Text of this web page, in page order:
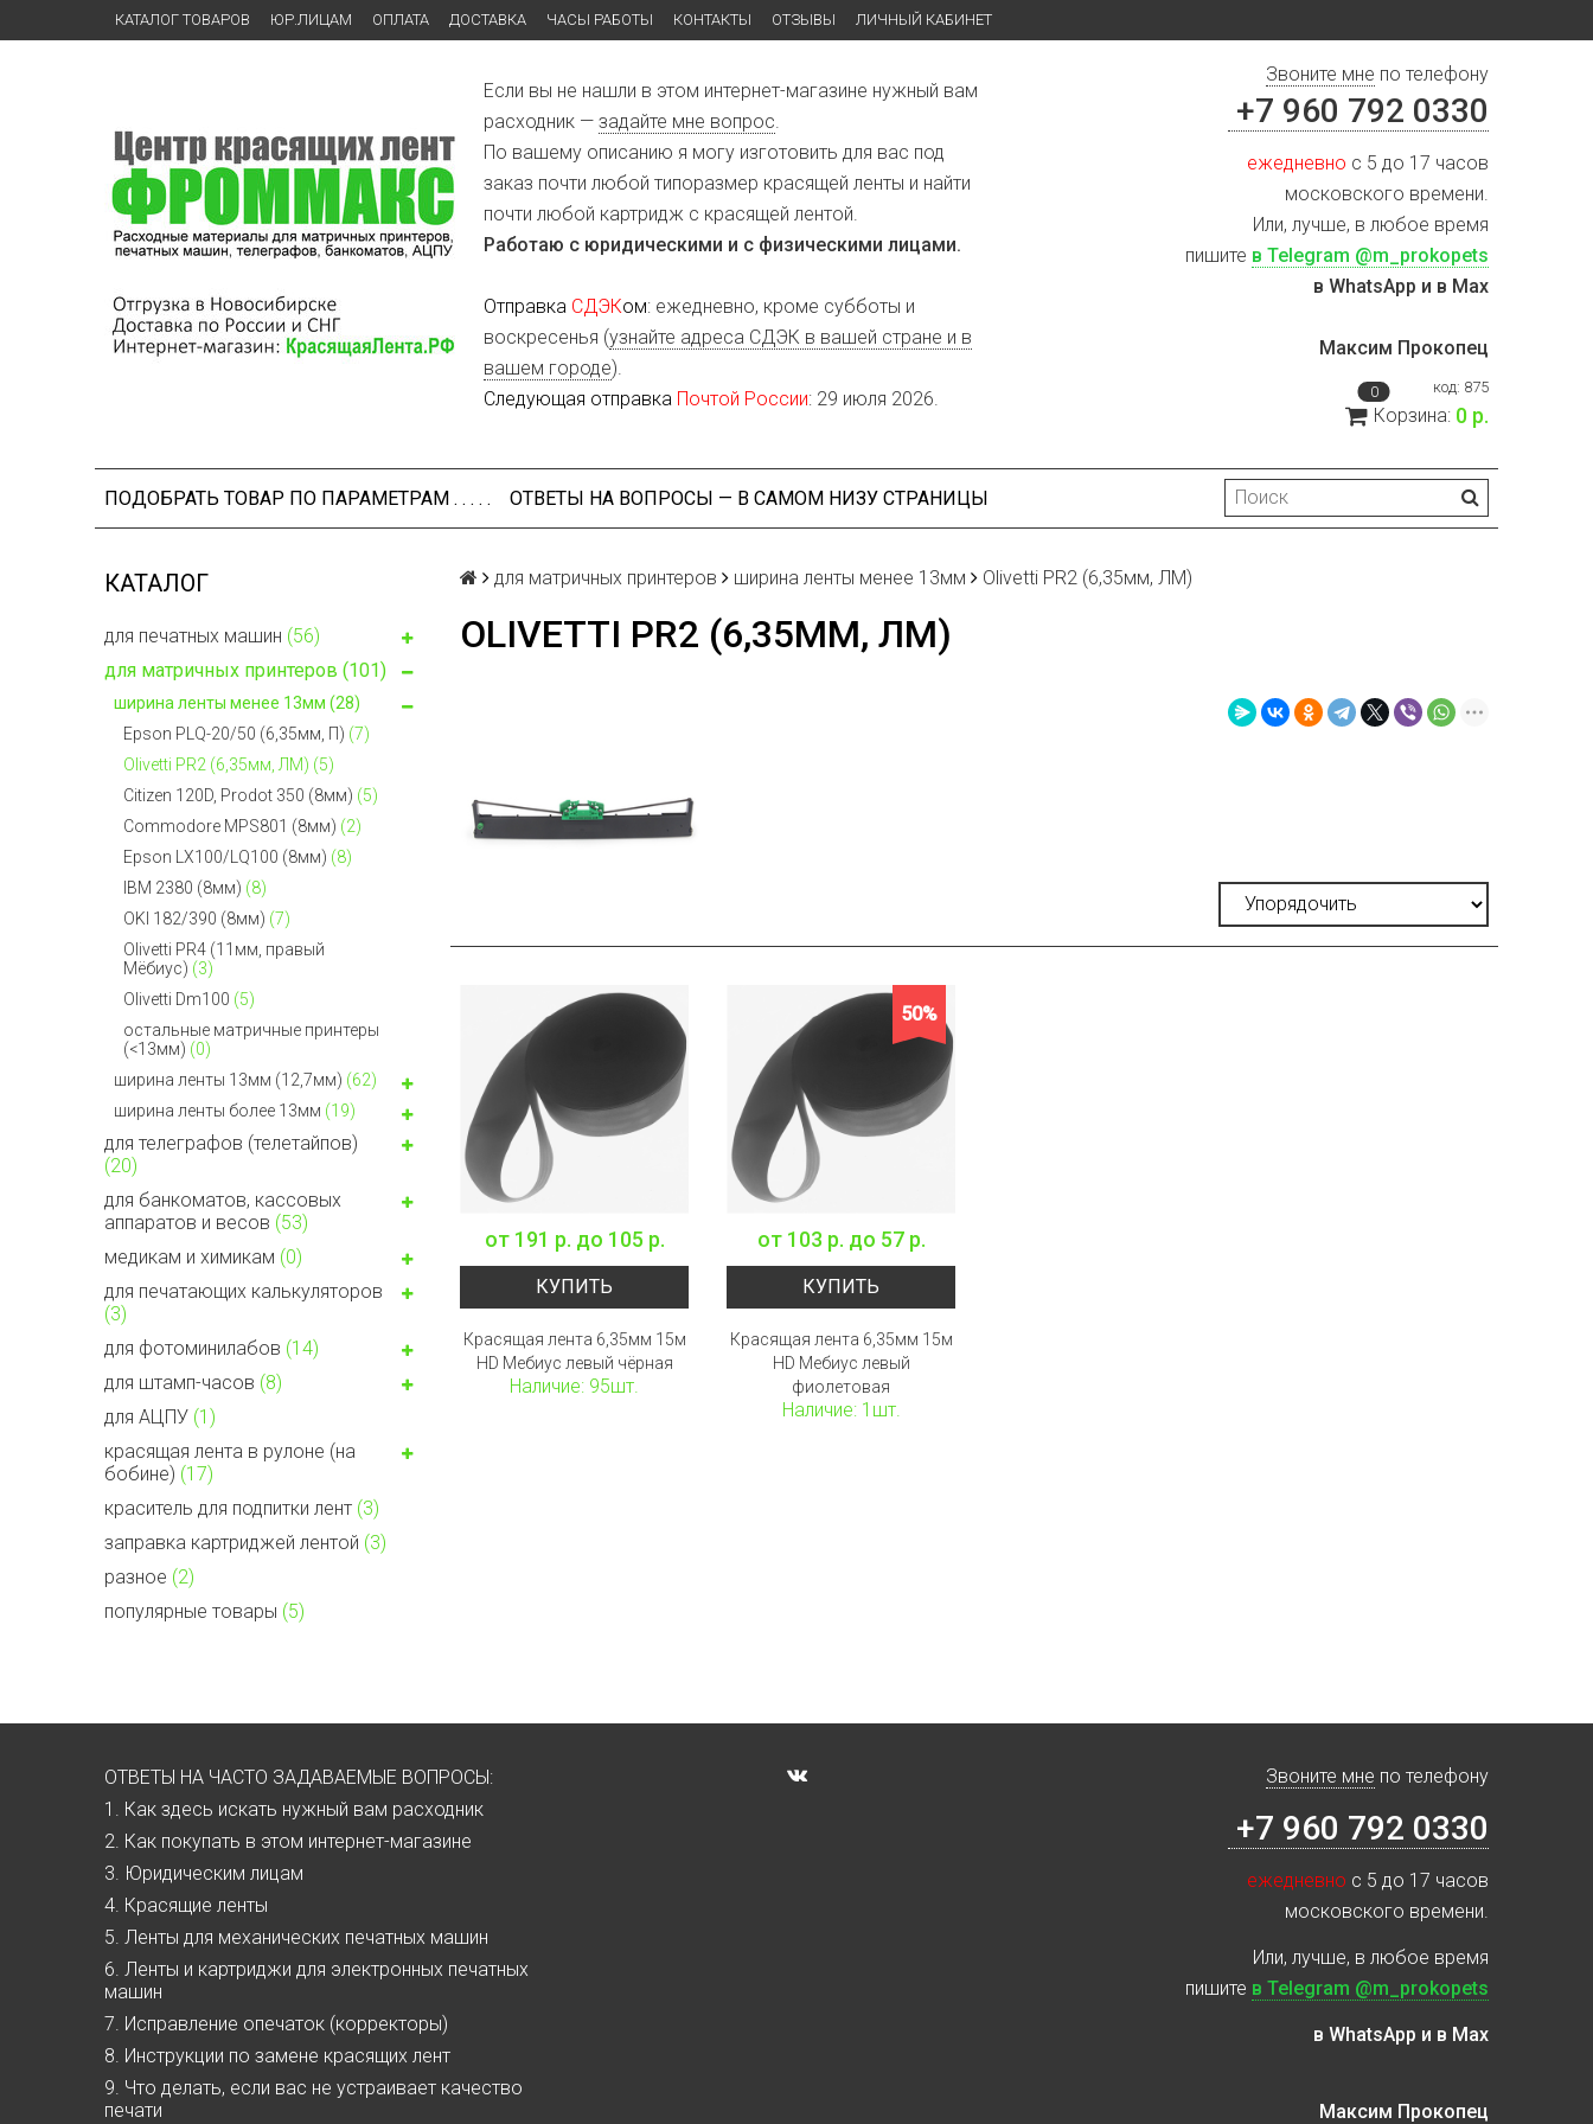
КАТАЛОГ ТОВАРОВ ЮР.ЛИЦАМ ОПЛАТА ДОСТАВКА ЧАСЫ РАБОТЫ КОНТАКТЫ ОТЗЫВЫ ЛИЧНЫЙ КАБИНЕТ
Если вы не нашли в этом интернет-магазине нужный вам
расходник — задайте мне вопрос
По вашему описанию я могу изготовить для вас под
заказ почти любой типоразмер красящей ленты и найти
почти любой картридж с красящей лентой.
Работаю с юридическими и с физическими лицами.
Отправка СДЭКом: ежедневно, кроме субботы и
воскресенья (узнайте адреса СДЭК в вашей стране и в
вашем городе).
Следующая отправка Почтой России: 29 июля 2026.
Звоните мне по телефону
+7 960 792 0330
ежедневно с 5 до 17 часов
московского времени.
Или, лучше, в любое время
пишите в Telegram @m_prokopets
в WhatsApp и в Max
Максим Прокопец
код: 875
0
Корзина: 0 р.
ПОДОБРАТЬ ТОВАР ПО ПАРАМЕТРАМ . . . . . ОТВЕТЫ НА ВОПРОСЫ — В САМОМ НИЗУ СТРАНИЦЫ
КАТАЛОГ
для печатных машин (56)
для матричных принтеров (101)
ширина ленты менее 13мм (28)
Epson PLQ-20/50 (6,35мм, П) (7)
Olivetti PR2 (6,35мм, ЛМ) (5)
Citizen 120D, Prodot 350 (8мм) (5)
Commodore MPS801 (8мм) (2)
Epson LX100/LQ100 (8мм) (8)
IBM 2380 (8мм) (8)
OKI 182/390 (8мм) (7)
Olivetti PR4 (11мм, правый
Мёбиус) (3)
Olivetti Dm100 (5)
остальные матричные принтеры
(<13мм) (0)
ширина ленты 13мм (12,7мм) (62)
ширина ленты более 13мм (19)
для телеграфов (телетайпов)
(20)
для банкоматов, кассовых
аппаратов и весов (53)
медикам и химикам (0)
для печатающих калькуляторов
(3)
для фотоминилабов (14)
для штамп-часов (8)
для АЦПУ (1)
красящая лента в рулоне (на
бобине) (17)
краситель для подпитки лент (3)
заправка картриджей лентой (3)
разное (2)
популярные товары (5)
для матричных принтеров ширина ленты менее 13мм Olivetti PR2 (6,35мм, ЛМ)
OLIVETTI PR2 (6,35ММ, ЛМ)
от 191 р. до 105 р.
КУПИТЬ
Красящая лента 6,35мм 15м
HD Мебиус левый чёрная
Наличие: 95шт.
50%
от 103 р. до 57 р.
КУПИТЬ
Красящая лента 6,35мм 15м
HD Мебиус левый
фиолетовая
Наличие: 1шт.
ОТВЕТЫ НА ЧАСТО ЗАДАВАЕМЫЕ ВОПРОСЫ:
1. Как здесь искать нужный вам расходник
2. Как покупать в этом интернет-магазине
3. Юридическим лицам
4. Красящие ленты
5. Ленты для механических печатных машин
6. Ленты и картриджи для электронных печатных
машин
7. Исправление опечаток (корректоры)
8. Инструкции по замене красящих лент
9. Что делать, если вас не устраивает качество
печати
Звоните мне по телефону
+7 960 792 0330
ежедневно с 5 до 17 часов
московского времени.
Или, лучше, в любое время
пишите в Telegram @m_prokopets
в WhatsApp и в Max
Максим Прокопец